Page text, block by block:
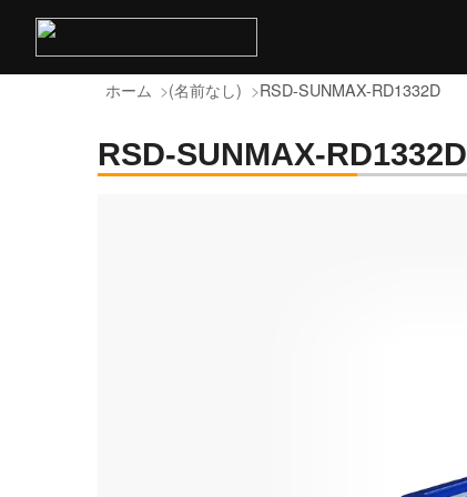
ホーム (名前なし) RSD-SUNMAX-RD1332D
RSD-SUNMAX-RD1332D